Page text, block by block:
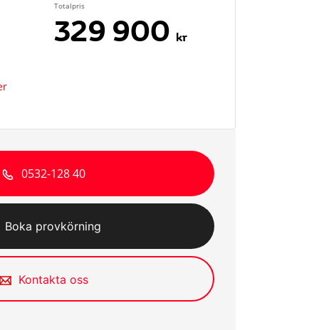
Totalpris
329 900 kr
0532-128 40
Boka provkörning
Kontakta oss